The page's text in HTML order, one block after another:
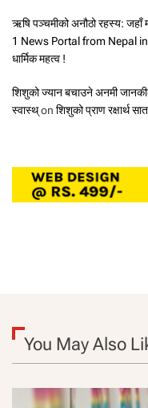
ऋषि पञ्चमीको अनौठो रहस्य: जहाँ
1 News Portal from Nepal
धार्मिक महत्व !
शिशुको ज्यान बचाउने अनमी
स्वास्थ्on शिशुको प्राण रक्षार्थ
You May Also